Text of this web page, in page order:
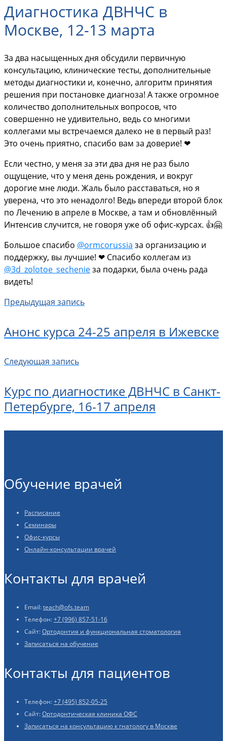
Диагностика ДВНЧС в
Москве, 12-13 марта
За два насыщенных дня обсудили первичную
консультацию, клинические тесты, дополнительные
методы диагностики и, конечно, алгоритм принятия
решения при постановке диагноза! А также огромное
количество дополнительных вопросов, что
совершенно не удивительно, ведь со многими
коллегами мы встречаемся далеко не в первый раз!
Это очень приятно, спасибо вам за доверие! ❤
Если честно, у меня за эти два дня не раз было
ощущение, что у меня день рождения, и вокруг
дорогие мне люди. Жаль было расставаться, но я
уверена, что это ненадолго! Ведь впереди второй блок
по Лечению в апреле в Москве, а там и обновлённый
Интенсив случится, не говоря уже об офис-курсах. 👍🤗
Большое спасибо @ormcorussia за организацию и
поддержку, вы лучшие! ❤ Спасибо коллегам из
@3d_zolotoe_sechenieза подарки, была очень рада
видеть!
Предыдущая запись
Анонс курса 24-25 апреля в Ижевске
Следующая запись
Курс по диагностике ДВНЧС в Санкт-
Петербурге, 16-17 апреля
Обучение врачей
Расписание
Семинары
Офис-курсы
Онлайн-консультации врачей
Контакты для врачей
Email:teach@ofs.team
Телефон:+7 (996) 857-51-16
Сайт:Ортодонтия и функциональная стоматология
Записаться на обучение
Контакты для пациентов
Телефон:+7 (495) 852-05-25
Сайт:Ортодонтическая клиника ОФС
Записаться на консультацию к гнатологу в Москве